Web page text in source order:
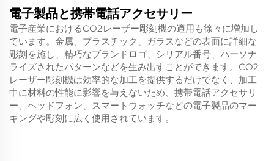
電子製品と携帯電話アクセサリー
電子産業におけるCO2レーザー彫刻機の適用も徐々に増加し
ています。金属、プラスチック、ガラスなどの表面に詳細な
彫刻を施し、精巧なブランドロゴ、シリアル番号、パーソナ
ライズされたパターンなどを生み出すことができます。CO2
レーザー彫刻機は効率的な加工を提供するだけでなく、加工
中に材料の性能に影響を与えないため、携帯電話アクセサリ
ー、ヘッドフォン、スマートウォッチなどの電子製品のマー
キングや彫刻に広く使用されています。